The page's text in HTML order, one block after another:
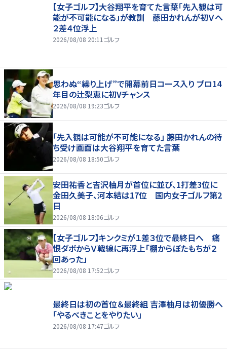
【女子ゴルフ】大谷翔平を育てた言葉「先入観は可
能が不可能になる」が教訓 藤田かれんが初Ｖへ
２差４位浮上
2026/08/08 20:11 ゴルフ
思わぬ“繰り上げ”で開幕前日コース入り プロ14
年目の辻梨恵に初Vチャンス
2026/08/08 19:23ゴルフ
「先入観は可能が不可能になる」 藤田かれんの待
ち受け画面は大谷翔平を育てた言葉
2026/08/08 18:50ゴルフ
安田祐香と吉沢柚月が首位に並び、1打差3位に
金田久美子、河本結は17位 国内女子ゴルフ第2
日
2026/08/08 18:06ゴルフ
【女子ゴルフ】キンクミが１差３位で最終日へ 痛
恨ダボからＶ戦線に再浮上「棚からぼたもちが２
回あった」
2026/08/08 17:52ゴルフ
最終日は初の首位＆最終組 吉澤柚月は初優勝へ
「やるべきことをやりたい」
2026/08/08 17:47ゴルフ